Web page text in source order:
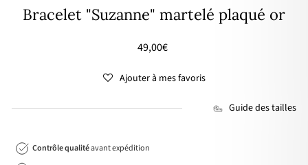
Bracelet "Suzanne" martelé plaqué or
Prix
49,00€
Ajouter à mes favoris
Guide des tailles
Contrôle qualitéavant expédition